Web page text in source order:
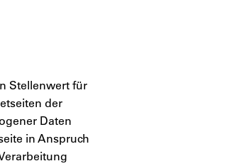
Stellenwert für
der
Daten
in Anspruch